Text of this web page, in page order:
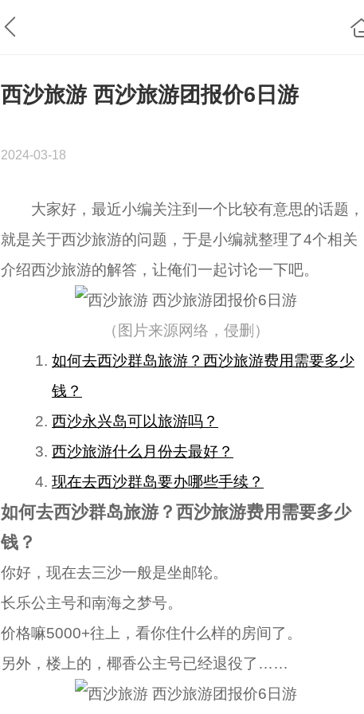
西沙旅游 西沙旅游团报价6日游
2024-03-18
大家好，最近小编关注到一个比较有意思的话题，
就是关于西沙旅游的问题，于是小编就整理了4个相关
介绍西沙旅游的解答，让俺们一起讨论一下吧。
（图片来源网络，侵删）
如何去西沙群岛旅游？西沙旅游费用需要多少
钱？
西沙永兴岛可以旅游吗？
西沙旅游什么月份去最好？
现在去西沙群岛要办哪些手续？
如何去西沙群岛旅游？西沙旅游费用需要多少
钱？
你好，现在去三沙一般是坐邮轮。
长乐公主号和南海之梦号。
价格嘛5000+往上，看你住什么样的房间了。
另外，楼上的，椰香公主号已经退役了……